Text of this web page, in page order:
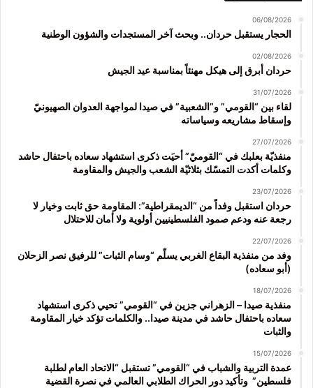
06/08/2026
الحجار يستقبل حردان.. وبحث آخر المستجدات والشؤون الوطنية
02/08/2026
حردان أبرق إلى هيكل مهنئاً بمناسبة عيد الجيش
31/07/2026
لقاء بين “القومي” و”الشعبية” في صيدا لمواجهة العدوان الصهيونيّ
وإسقاط مشاريعه وسياساته
27/07/2026
منفذيّة بعلبك في “القوميّ” أحيَت ذكرى استشهاد سعاده باحتفال حاشد
وكلمات أكدت التمسّك بثلاثيّة الشعب والجيش والمقاومة
23/07/2026
حردان استقبل وفداً من “الديمقراطية”: المقاومة حق ثابت وخيار لا
رجعة عنه ودعم صمود الفلسطينيين أولوية ولا أمان للاحتلال
22/07/2026
وفد من منفذية البقاع الغربي يسلّم “وسام الثبات” للرفيق نصر الزحلان
(أبو سعاده)
18/07/2026
منفذية صيدا – الزهراني جزين في “القومي” تحيي ذكرى استشهاد
سعاده باحتفال حاشد في مدينة صيدا.. والكلمات تؤكد خيار المقاومة
والثبات
15/07/2026
عمدة التربية والشباب في “القومي” تستقبل “الاتحاد العام لطلبة
فلسطين” وتأكيد دور الحراك الطلابي العالمي في نصرة القضية